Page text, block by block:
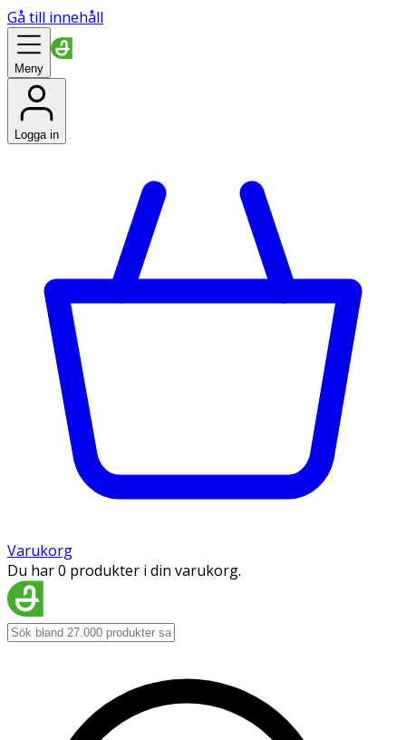
Gå till innehåll
Meny
Logga in
Varukorg
Du har 0 produkter i din varukorg.